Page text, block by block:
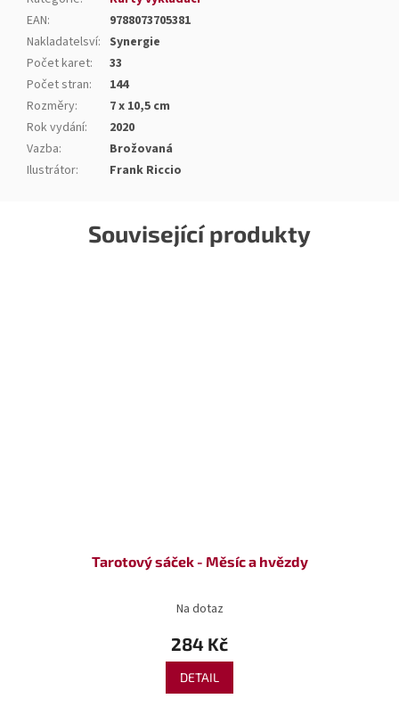
Související produkty
Tarotový sáček - Měsíc a hvězdy
Na dotaz
284 Kč
DETAIL
EAN:
9788073705381
Nakladatelsví: Synergie
Počet karet:
33
Počet stran:
144
Rozměry:
7 x 10,5 cm
Rok vydání:
2020
Vazba:
Brožovaná
Ilustrátor: Frank Riccio